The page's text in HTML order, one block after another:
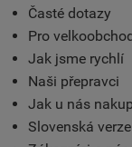
Časté dotazy
Pro
Jak jsme rychlí
Naši přepravci
Jak u nás
Slovenská